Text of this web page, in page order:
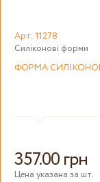
Арт: 11278
Силіконові форми
ФОРМА
357.00 грн
Цена указана за шт.